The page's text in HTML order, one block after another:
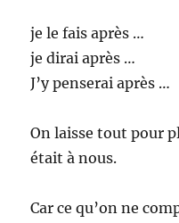
je le fais après …
je dirai après …
J’y penserai après …
On laisse tout pour
était à nous.
Car ce qu’on ne